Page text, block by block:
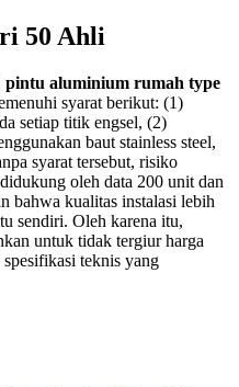
50 Ahli
pintu aluminium rumah type
syarat berikut: (1)
setiap titik engsel, (2)
baut stainless steel,
syarat tersebut, risiko
oleh data 200 unit dan
bahwa kualitas instalasi lebih
sendiri. Oleh karena itu,
untuk tidak tergiur harga
teknis yang